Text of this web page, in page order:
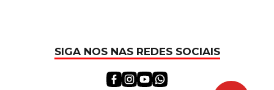
SIGA NOS NAS REDES SOCIAIS